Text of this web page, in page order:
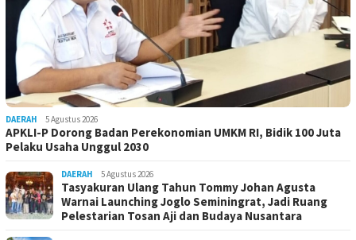
DAERAH 5 Agustus 2026
APKLI-P Dorong Badan Perekonomian UMKM RI, Bidik 100 Juta
Pelaku Usaha Unggul 2030
DAERAH 5 Agustus 2026
Tasyakuran Ulang Tahun Tommy Johan Agusta
Warnai Launching Joglo Seminingrat, Jadi Ruang
Pelestarian Tosan Aji dan Budaya Nusantara